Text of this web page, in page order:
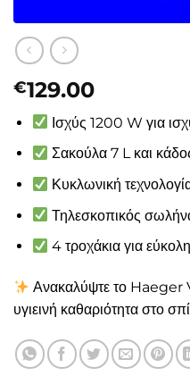
€129.00
Ισχύς 1200 W για
Σακούλα 7 L και
Κυκλωνική
Τηλεσκοπικός
4 τροχάκια για
Ανακαλύψτε το Haeger
υγιεινή καθαριότητα στο